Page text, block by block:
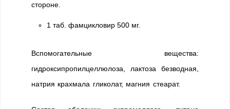
стороне.
1 таб. фамцикловир 500 мг.
Вспомогательные вещества:
гидроксипропилцеллюлоза, лактоза безводная,
натрия крахмала гликолат, магния стеарат.